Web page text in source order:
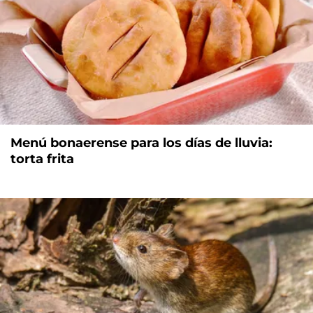
Menú bonaerense para los días de lluvia:
torta frita